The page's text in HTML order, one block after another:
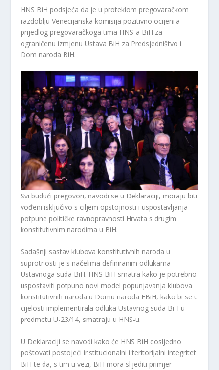
HNS BiH podsjeća da je u proteklom pregovaračkom
razdoblju Venecijanska komisija pozitivno ocijenila
prijedlog pregovaračkoga tima HNS-a BiH za
ograničenu izmjenu Ustava BiH za Predsjedništvo i
Dom naroda BiH.
Svi budući pregovori, navodi se u Deklaraciji, moraju biti
vođeni isključivo s ciljem opstojnosti i uspostavljanja
potpune političke ravnopravnosti Hrvata s drugim
konstitutivnim narodima u BiH.
Sadašnji sastav klubova konstitutivnih naroda u
suprotnosti je s načelima definiranim odlukama
Ustavnoga suda BiH. HNS BiH smatra kako je potrebno
uspostaviti potpuno novi model popunjavanja klubova
konstitutivnih naroda u Domu naroda FBiH, kako bi se u
cijelosti implementirala odluka Ustavnog suda BiH u
predmetu U-23/14, smatraju u HNS-u.
U Deklaraciji se navodi kako će HNS BiH dosljedno
poštovati postojeći institucionalni i teritorijalni integritet
BiH te da, s tim u vezi, BiH mora slijediti primjer